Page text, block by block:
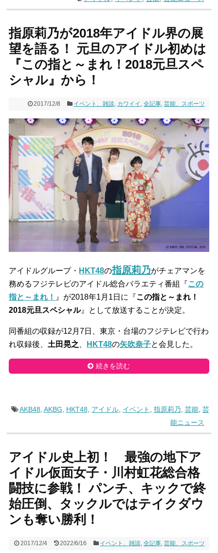
指原莉乃が2018年アイドル界の展
望を語る！ 元旦のアイドル初めは
『この指と～まれ！2018元旦スペ
シャル』から！
2017/12/8 イベント、雑談, カワイイ ,全記事,芸能、スポーツ
アイドルグループ・ HKT48の指原莉乃がチェアマンを
務めるフジテレビのアイドル総合バラエティ番組『この
指と～まれ！ 』が2018年1月1日に『この指と～まれ！
2018元旦スペシャル』として放送することが決定。
同番組の収録が12月7日、東京・台場のフジテレビで行わ
れ収録後、 土田晃之 HKT48の矢吹奈子と会見した。
続きを読む
AKB48 AKBG HKT48 アイドル, イベント 指原莉乃 芸能, 芸
能ニュース
アイドル史上初！ 最強の地下ア
イドル仮面女子・川村虹花総合格
闘技に参戦！ パンチ、キックで終
始圧倒、タックルではテイクダウ
ンも奪い勝利！
2017/12/4 2022/6/16 イベント、雑談 ,全記事 ,芸能、スポーツ